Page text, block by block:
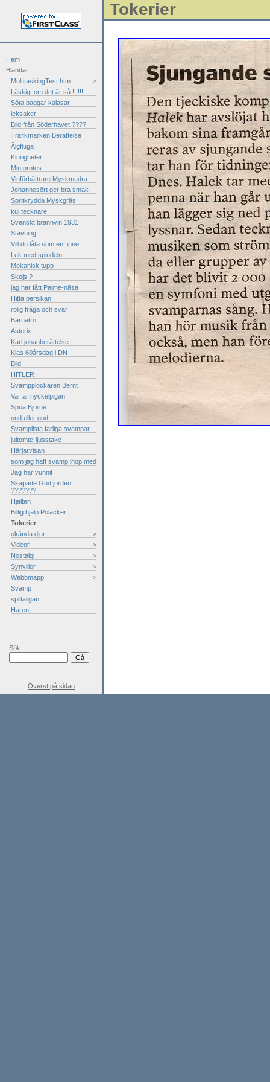
Hem
Blandat
MultitaskingTest.htm
>
Läskigt om det är så !!!!!!
Söta baggar kalasar
leksaker
Bild från Söderhavet ????
Trafikmärken Berättelse
Älgfluga
Klurigheter
Min protes
Vinförbättrare Myskmadra
Johannesört ger bra smak
Spritkrydda Myskgräs
kul tecknare
Svenskt brännvin 1931
Stavning
Vill du låta som en finne
Lek med spindeln
Mekanisk tupp
Skojs ?
jag har fått Palme-näsa
Hitta persikan
rolig fråga och svar
Barnatro
Asterix
Karl johanberättelse
Klas 60årsdag i DN
Bild
HITLER
Svampplockaren Bernt
Var är nyckelpigan
Spöa Björne
ond eller god
Svamplista farliga svampar
jultomte-ljusstake
Härjarvisan
som jag haft svamp ihop med
Jag har vunnit
Skapade Gud jorden
???????
Hjälten
Billig hjälp Polacker
Tokerier
okända djur
>
Videor
>
Nostalgi
>
Synvillor
>
Webbmapp
>
Svamp
spiltaligan
Haren
Sök
Tokerier
Överst på sidan